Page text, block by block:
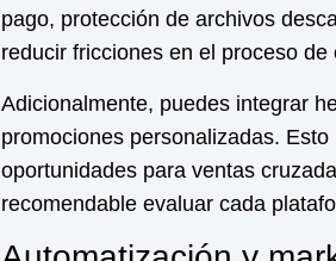
pago, protección de archivos
reducir fricciones en el proceso
Adicionalmente, puedes integrar
promociones personalizadas.
oportunidades para ventas
recomendable evaluar cada